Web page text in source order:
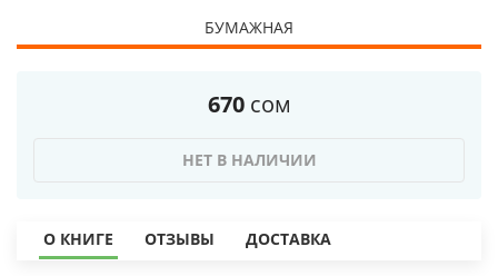
БУМАЖНАЯ
670 сом
НЕТ В НАЛИЧИИ
О КНИГЕ ОТЗЫВЫ ДОСТАВКА